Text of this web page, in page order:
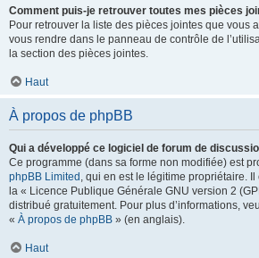
Comment puis-je retrouver toutes mes pièces
Pour retrouver la liste des pièces jointes que vous
vous rendre dans le panneau de contrôle de
la section des pièces jointes.
Haut
À propos de phpBB
Qui a développé ce logiciel de forum de
Ce programme (dans sa forme non modifiée) est
phpBB Limited , qui en est le légitime propriétaire.
la « Licence Publique Générale GNU version 2
distribué gratuitement. Pour plus d’informations,
« À propos de phpBB » (en anglais).
Haut